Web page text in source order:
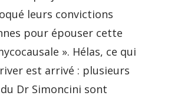
leurs convictions
pour épouser cette
». Hélas, ce qui
est arrivé : plusieurs
Dr Simoncini sont